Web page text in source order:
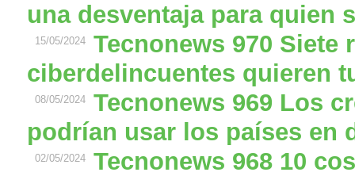
una desventaja para quien
15/05/2024
Tecnonews 970 Siete
ciberdelincuentes quieren
08/05/2024
Tecnonews 969 Los
podrían usar los países en
02/05/2024
Tecnonews 968 10